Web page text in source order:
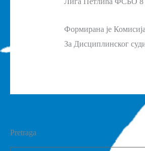
Формирана је
За Дисциплинског
Pretraga